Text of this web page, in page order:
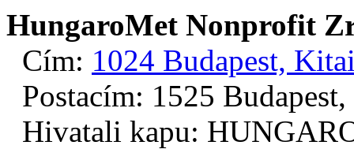
HungaroMet Nonprofit
Cím: 1024 Budapest,
Postacím: 1525
Hivatali kapu: